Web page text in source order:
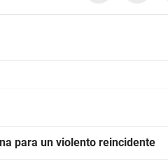
para un violento reincidente